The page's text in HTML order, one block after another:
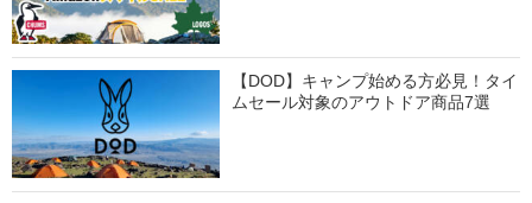
【DOD】キャンプ始める方必見！タイ
ムセール対象のアウトドア商品7選